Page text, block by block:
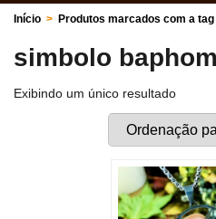
Início > Produtos marcados com a
simbolo
Exibindo um único resultado